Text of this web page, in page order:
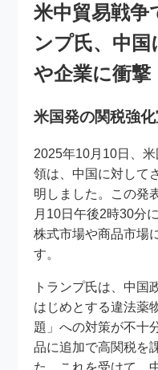
米中貿易戦
ンプ氏、中
や企業に衝撃
米国発の関税強
2025年10月10日、
領は、中国に対して
明しました。この発
月10日午後2時30分
株式市場や商品市場
す。
トランプ氏は、中国
はじめとする違法薬
題」への対策が不十
品に追加で高関税を
た。これを受けて、